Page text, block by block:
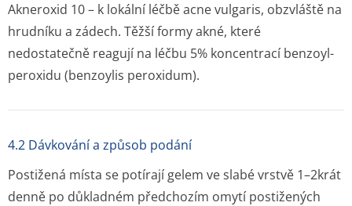
Akneroxid 10 – k lokální léčbě acne vulgaris, obzvláště na
hrudníku a zádech. Těžší formy akné, které
nedostatečně reagují na léčbu 5% koncentrací benzoyl-
peroxidu (benzoylis peroxidum).
4.2 Dávkování a způsob podání
Postižená místa se potírají gelem ve slabé vrstvě 1–2krát
denně po důkladném předchozím omytí postižených